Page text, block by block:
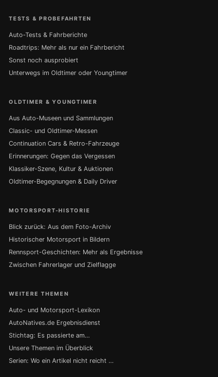
TESTS & PROBEFAHRTEN
Auto-Tests & Fahrberichte
Roadtrips: Mehr als nur ein Fahrbericht
Sonst noch ausprobiert
Unterwegs im Oldtimer oder Youngtimer
OLDTIMER & YOUNGTIMER
Aus Auto-Museen und Sammlungen
Classic- und Oldtimer-Messen
Continuation Cars & Retro-Fahrzeuge
Erinnerungen: Gegen das Vergessen
Klassiker-Szene, Kultur & Auktionen
Oldtimer-Begegnungen & Daily Driver
MOTORSPORT-HISTORIE
Blick zurück: Aus dem Foto-Archiv
Historischer Motorsport in Bildern
Rennsport-Geschichten: Mehr als Ergebnisse
Zwischen Fahrerlager und Zielflagge
WEITERE THEMEN
Auto- und Motorsport-Lexikon
AutoNatives.de Ergebnisdienst
Stichtag: Es passierte am…
Unsere Themen im Überblick
Serien: Wo ein Artikel nicht reicht …